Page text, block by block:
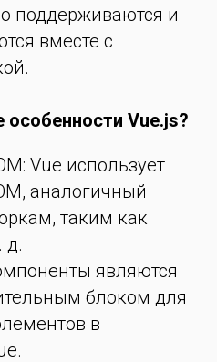
поддерживаются и
вместе с
Vue.js?
Vue использует
аналогичный
таким как
д.
являются
блоком для
в